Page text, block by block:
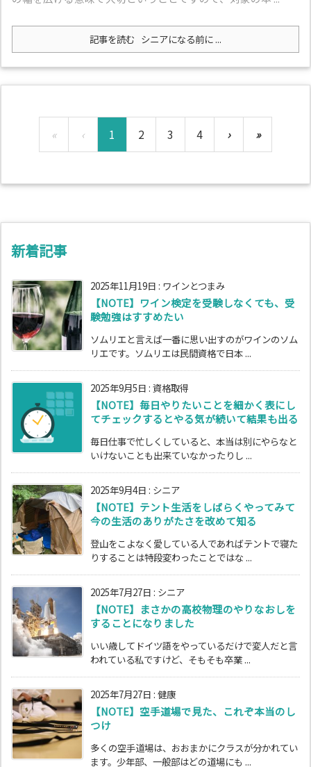
記事を読む シニアになる前に ...
« ‹ 1 2 3 4 › »
新着記事
2025年11月19日 : ワインとつまみ
【NOTE】ワイン検定を受験しなくても、受
験勉強はすすめたい
ソムリエと言えば一番に思い出すのがワインのソム
リエです。ソムリエは民間資格で日本 ...
2025年9月5日 : 資格取得
【NOTE】毎日やりたいことを細かく表にし
てチェックするとやる気が続いて結果も出る
毎日仕事で忙しくしていると、本当は別にやらなと
いけないことも出来ていなかったりし ...
2025年9月4日 : シニア
【NOTE】テント生活をしばらくやってみて
今の生活のありがたさを改めて知る
登山をこよなく愛している人であればテントで寝た
りすることは特段変わったことではな ...
2025年7月27日 : シニア
【NOTE】まさかの高校物理のやりなおしを
することになりました
いい歳してドイツ語をやっているだけで変人だと言
われている私ですけど、そもそも卒業 ...
2025年7月27日 : 健康
【NOTE】空手道場で見た、これぞ本当のし
つけ
多くの空手道場は、おおまかにクラスが分かれてい
ます。少年部、一般部はどの道場にも ...